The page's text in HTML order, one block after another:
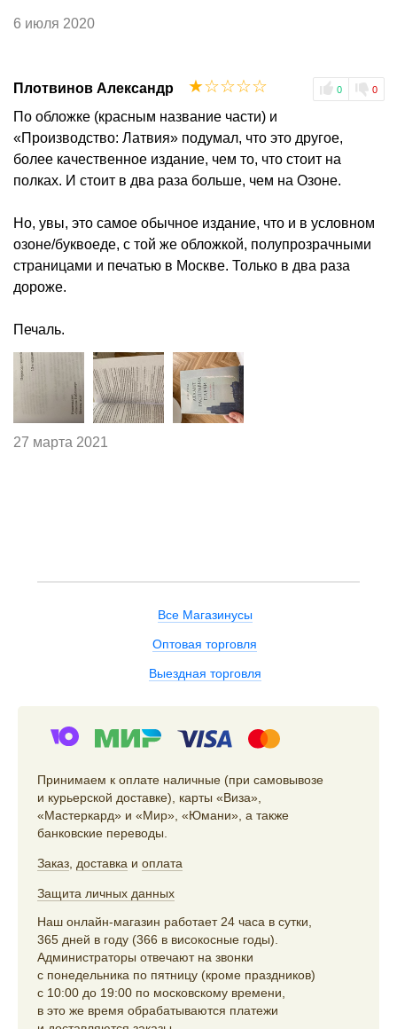
6 июля 2020
Плотвинов Александр 0 0
☆
☆
☆
☆
☆
По обложке (красным название части) и
«Производство: Латвия» подумал, что это другое,
более качественное издание, чем то, что стоит на
полках. И стоит в два раза больше, чем на Озоне.
Но, увы, это самое обычное издание, что и в условном
озоне/буквоеде, с той же обложкой, полупрозрачными
страницами и печатью в Москве. Только в два раза
дороже.
Печаль.
27 марта 2021
Все Магазинусы
Оптовая торговля
Выездная торговля
Принимаем к оплате наличные (при самовывозе
и курьерской доставке), карты «Виза»,
«Мастеркард» и «Мир», «Юмани», а также
банковские переводы.
Заказ, доставка и оплата
Защита личных данных
Наш онлайн-магазин работает 24 часа в сутки,
365 дней в году (366 в високосные годы).
Администраторы отвечают на звонки
с понедельника по пятницу (кроме праздников)
с 10:00 до 19:00 по московскому времени,
в это же время обрабатываются платежи